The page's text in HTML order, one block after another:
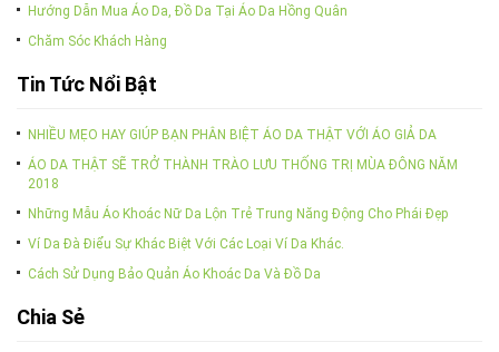
Hướng Dẫn Mua Áo Da, Đồ Da Tại Áo Da Hồng Quân
Chăm Sóc Khách Hàng
Tin Tức Nổi Bật
NHIỀU MẸO HAY GIÚP BẠN PHÂN BIỆT ÁO DA THẬT VỚI ÁO GIẢ DA
ÁO DA THẬT SẼ TRỞ THÀNH TRÀO LƯU THỐNG TRỊ MÙA ĐÔNG NĂM
2018
Những Mẫu Áo Khoác Nữ Da Lộn Trẻ Trung Năng Động Cho Phái Đẹp
Ví Da Đà Điểu Sự Khác Biệt Với Các Loại Ví Da Khác.
Cách Sử Dụng Bảo Quản Áo Khoác Da Và Đồ Da
Chia Sẻ